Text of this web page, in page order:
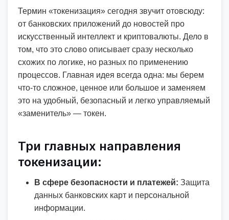
Термин «токенизация» сегодня звучит отовсюду:
от банковских приложений до новостей про
искусственный интеллект и криптовалюты. Дело в
том, что это слово описывает сразу несколько
схожих по логике, но разных по применению
процессов. Главная идея всегда одна: мы берем
что-то сложное, ценное или большое и заменяем
это на удобный, безопасный и легко управляемый
«заменитель» — токен.
Три главных направления
токенизации:
В сфере безопасности и платежей: Защита
данных банковских карт и персональной
информации.